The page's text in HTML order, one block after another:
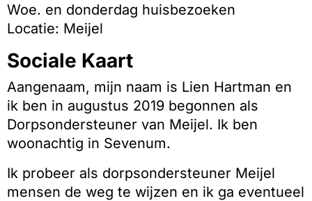
Woe. en donderdag huisbezoeken
Locatie: Meijel
Sociale Kaart
Aangenaam, mijn naam is Lien Hartman en
ik ben in augustus 2019 begonnen als
Dorpsondersteuner van Meijel. Ik ben
woonachtig in Sevenum.
Ik probeer als dorpsondersteuner Meijel
mensen de weg te wijzen en ik ga eventueel